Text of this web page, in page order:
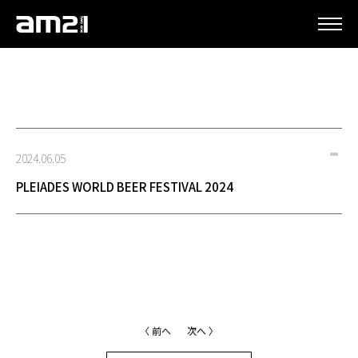
2024.06.05
PLEIADES WORLD BEER FESTIVAL 2024
〈 前へ 次へ 〉